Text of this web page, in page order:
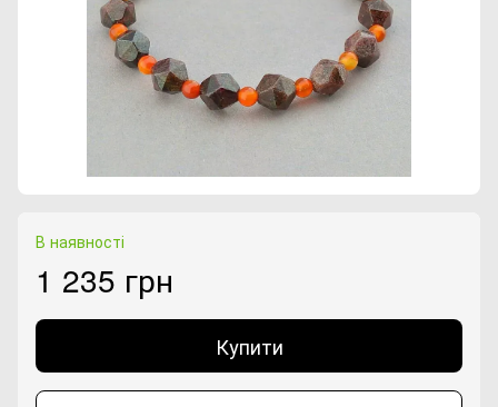
В наявності
1 235 грн
Купити